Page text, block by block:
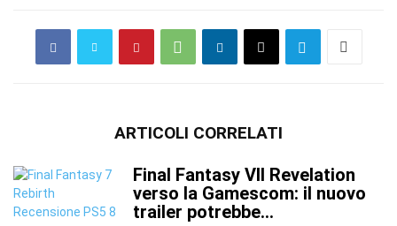
ARTICOLI CORRELATI
Final Fantasy VII Revelation
verso la Gamescom: il nuovo
trailer potrebbe...